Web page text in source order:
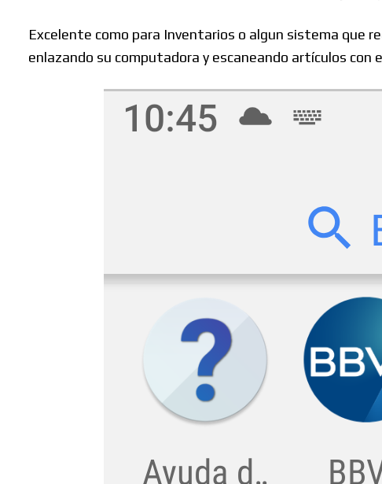
Buscar:
Excelente como para Inventarios o algun sistema que
enlazando su computadora y escaneando artículos con